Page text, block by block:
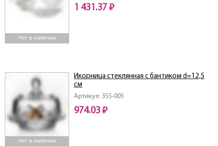
Нет в наличии
1 431.37 ₽
Нет в наличии
Артикул: 355-005
Икорница стеклянная с бантиком d=12,5
см
974.03 ₽